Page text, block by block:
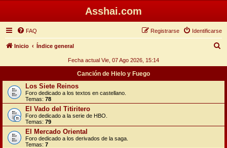
Asshai.com
FAQ Identificarse
Registrarse
Inicio Índice general
c
Fecha actual Vie, 07 Ago 2026, 15:14
Canción de Hielo y Fuego
Los Siete Reinos
Foro dedicado a los textos en castellano.
Temas: 78
El Vado del Titiritero
Foro dedicado a la serie de HBO.
Temas: 79
El Mercado Oriental
Foro dedicado a los derivados de la saga.
Temas: 7